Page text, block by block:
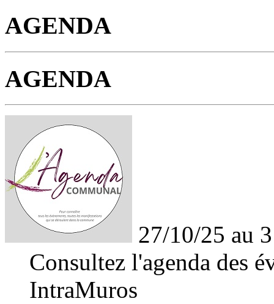
AGENDA
AGENDA
27/10/25 au
Consultez l'agenda des
IntraMuros